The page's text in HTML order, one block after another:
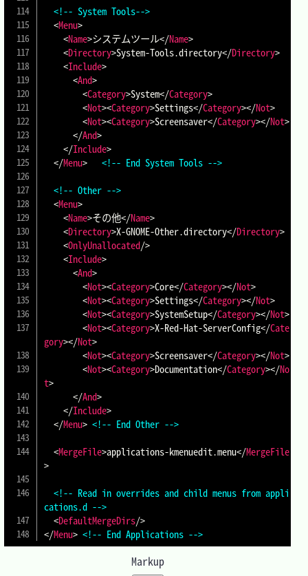
<!-- System Tools-->
<Menu>
<Name>システムツール</Name>
<Directory>System-Tools.directory</Directory>
<Include>
<And>
<Category>System</Category>
<Not><Category>Settings</Category></Not>
<Not><Category>Screensaver</Category></Not>
</And>
</Include>
</Menu>
<!-- End System Tools -->
<!-- Other -->
<Menu>
<Name>その他</Name>
<Directory>X-GNOME-Other.directory</Directory>
<OnlyUnallocated/>
<Include>
<And>
<Not><Category>Core</Category></Not>
<Not><Category>Settings</Category></Not>
<Not><Category>SystemSetup</Category></Not>
<Not><Category>X-Red-Hat-ServerConfig</Cate
gory></Not>
<Not><Category>Screensaver</Category></Not>
<Not><Category>Documentation</Category></No
t>
</And>
</Include>
</Menu> <!-- End Other -->
<MergeFile>applications-kmenuedit.menu</MergeFile
>
<!-- Read in overrides and child menus from appli
cations.d -->
<DefaultMergeDirs/>
</Menu> <!-- End Applications -->
Markup